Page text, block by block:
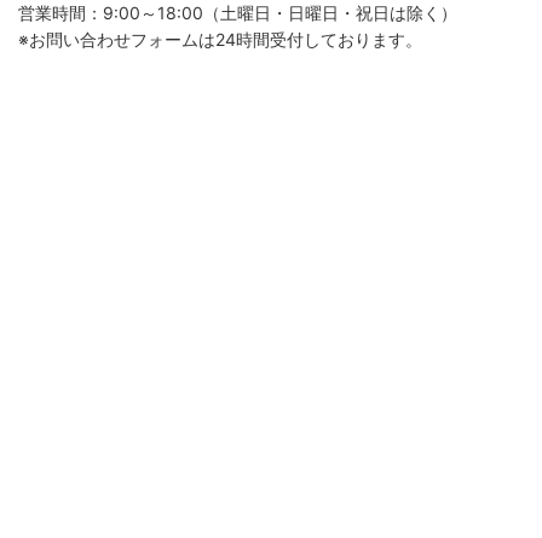
営業時間：9:00～18:00（土曜日・日曜日・祝日は除く）
※お問い合わせフォームは24時間受付しております。